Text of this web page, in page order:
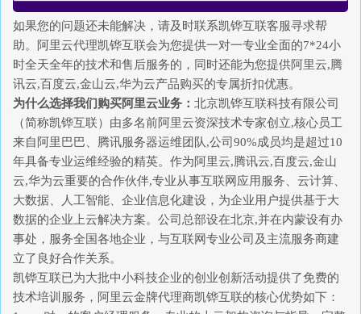
如果您的问题还未能解决，请及时联系凯铧互联客服寻求帮
助。阿里云代理凯铧互联会为您提供一对一专业全面的7*24小
时全天全年的技术和售后服务的，同时还能为您提供阿里云,腾
讯云,百度云,金山云,华为云产品购买的专属折扣优惠。
为什么选择我们购买阿里云业务： 北京凯铧互联科技有限公司
（简称凯铧互联）由多名前阿里云资深技术专家创立,核心员工
来自阿里巴巴、腾讯服务器运维团队,公司90%成员均是超过10
年具备专业运维经验的精英。作为阿里云,腾讯云,百度云,金山
云,华为云重要的合作伙伴,专业从事互联网应用服务、云计算、
大数据、人工智能、企业信息化建设，为企业用户提供基于大
数据的企业上云解决方案。公司总部设在北京,并在内蒙设有办
事处，服务全国各地企业，与互联网专业公司及主流服务商建
立了良好合作关系。
凯铧互联已为大批中小科技企业的创业创新活动提供了免费的
技术培训服务，阿里云金牌代理商凯铧互联的核心优势如下：